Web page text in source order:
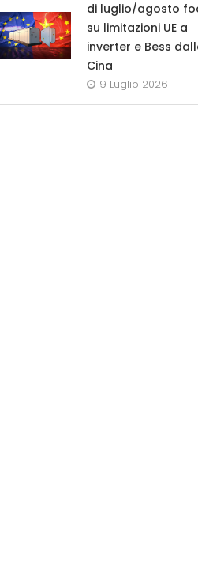
di luglio/agosto
su limitazioni UE a
inverter e Bess
Cina
9 Luglio 2026